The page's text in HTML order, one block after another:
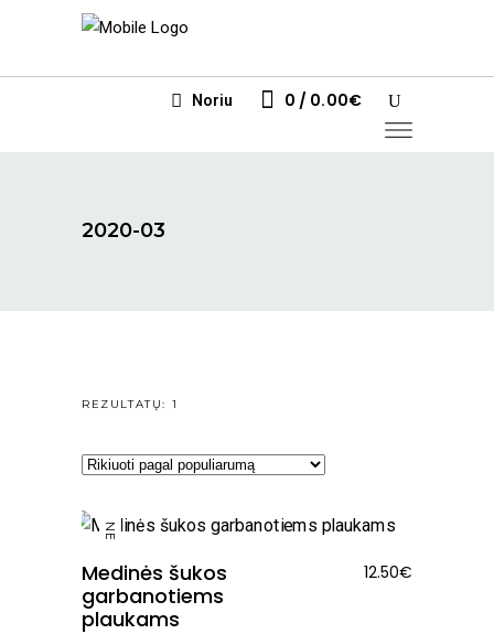
Noriu 0 0.00€
2020-03
REZULTATŲ: 1
NEW
Medinės šukos
garbanotiems
plaukams
12.50€